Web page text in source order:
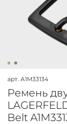
арт. A1M33134
Ремень
Belt